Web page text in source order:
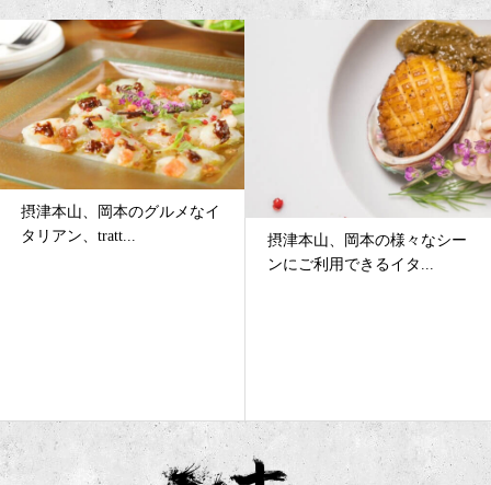
摂津本山、岡本のグルメなイ
タリアン、tratt...
摂津本山、岡本の様々なシー
ンにご利用できるイタ...